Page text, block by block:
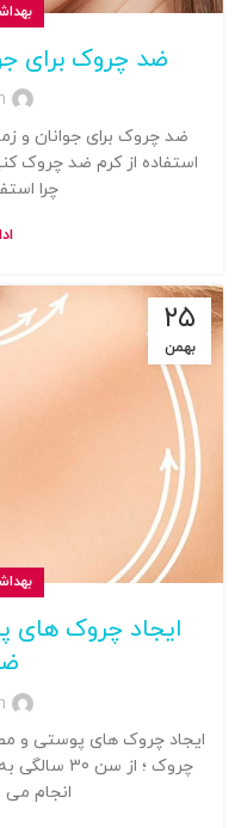
ضد چروک برای
ضد چروک برای جوانان و
استفاده از کرم ضد چروک
چرا
۲۵
بهمن
ایجاد چروک های
ایجاد چروک های پوستی و
چروک ؛ از
انجام می